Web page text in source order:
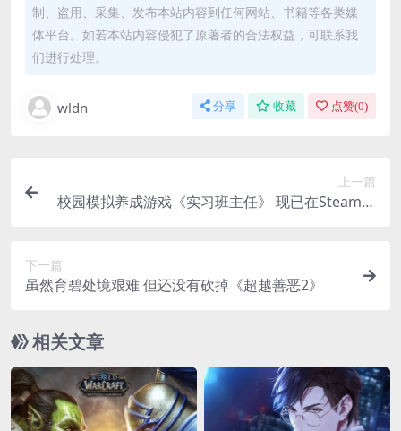
制、盗用、采集、发布本站内容到任何网站、书籍等各类媒
体平台。如若本站内容侵犯了原著者的合法权益，可联系我
们进行处理。
wldn 分享 收藏 点赞(0)
上一篇
校园模拟养成游戏《实习班主任》 现已在Steam正
下一篇
虽然育碧处境艰难 但还没有砍掉《超越善恶2》
相关文章